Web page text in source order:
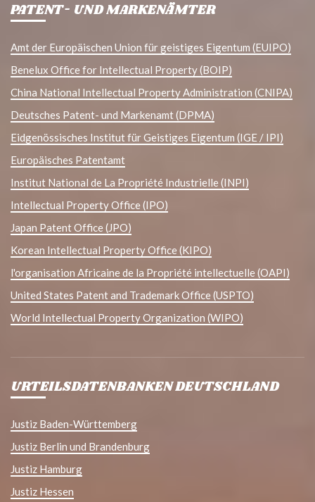
PATENT- UND MARKENÄMTER
Amt der Europäischen Union für geistiges Eigentum (EUIPO)
Benelux Office for Intellectual Property (BOIP)
China National Intellectual Property Administration (CNIPA)
Deutsches Patent- und Markenamt (DPMA)
Eidgenössisches Institut für Geistiges Eigentum (IGE / IPI)
Europäisches Patentamt
Institut National de La Propriété Industrielle (INPI)
Intellectual Property Office (IPO)
Japan Patent Office (JPO)
Korean Intellectual Property Office (KIPO)
l'organisation Africaine de la Propriété intellectuelle (OAPI)
United States Patent and Trademark Office (USPTO)
World Intellectual Property Organization (WIPO)
URTEILSDATENBANKEN DEUTSCHLAND
Justiz Baden-Württemberg
Justiz Berlin und Brandenburg
Justiz Hamburg
Justiz Hessen